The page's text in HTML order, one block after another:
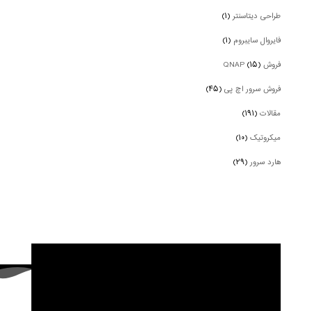
طراحی دیتاسنتر(۱)
فایروال سایبروم (۱)
فروش QNAP (۱۵)
فروش سرور اچ پی(۴۵)
مقالات(۱۹۱)
میکروتیک(۱۰)
هارد سرور(۲۹)